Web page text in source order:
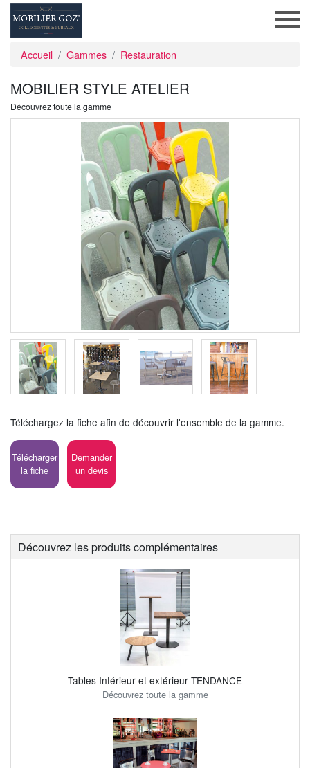
Accueil Gammes Restauration
MOBILIER STYLE ATELIER
Découvrez toute la gamme
Téléchargez la fiche afin de découvrir l'ensemble de la gamme.
Télécharger
la fiche
Demander
un devis
Découvrez les produits complémentaires
Tables Intérieur et extérieur TENDANCE
Découvrez toute la gamme